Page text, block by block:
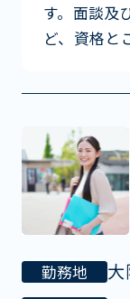
す。面談及
ど、資格と
勤務地